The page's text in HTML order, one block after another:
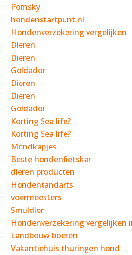
Pomsky
hondenstartpunt.nl
Hondenverzekering vergelijken
Dieren
Dieren
Goldador
Dieren
Dieren
Goldador
Korting Sea life?
Korting Sea life?
Mondkapjes
Beste hondenfietskar
dieren producten
Hondentandarts
voermeesters
Smuldier
Hondenverzekering vergelijken
Landbouw boeren
Vakantiehuis thuringen hond